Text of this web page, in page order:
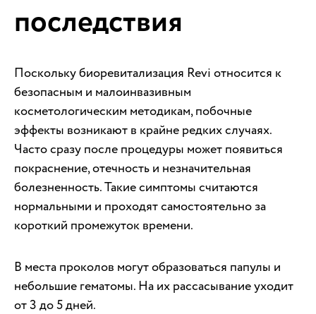
последствия
Поскольку биоревитализация Revi относится к
безопасным и малоинвазивным
косметологическим методикам, побочные
эффекты возникают в крайне редких случаях.
Часто сразу после процедуры может появиться
покраснение, отечность и незначительная
болезненность. Такие симптомы считаются
нормальными и проходят самостоятельно за
короткий промежуток времени.
В места проколов могут образоваться папулы и
небольшие гематомы. На их рассасывание уходит
от 3 до 5 дней.